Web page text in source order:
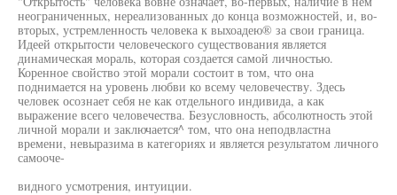
неограниченных, нереализованных до конца возможностей, и, во-
вторых, устремленность человека к выхоадею® за свои граница.
Идеей открытости человеческого существования является
динамическая мораль, которая создается самой личностью.
Коренное свойство этой морали состоит в том, что она
поднимается на уровень любви ко всему человечеству. Здесь
человек осознает себя не как отдельного индивида, а как
выражение всего человечества. Безусловность, абсолютность этой
личной морали и заключается^ том, что она неподвластна
времени, невыразима в категориях и является результатом личного
самооче-
видного усмотрения, интуиции.